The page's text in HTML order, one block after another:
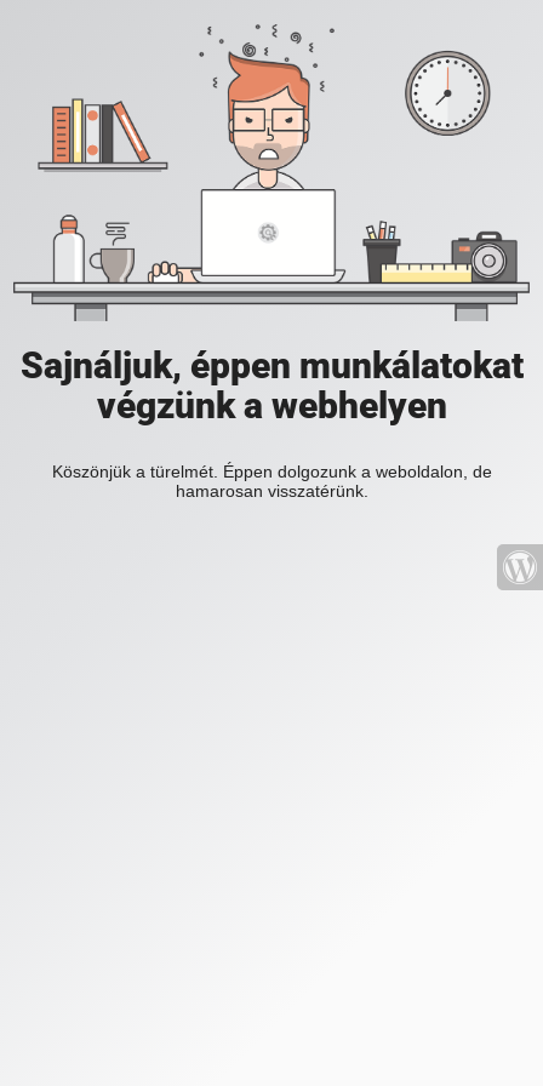
Sajnáljuk, éppen munkálatokat
végzünk a webhelyen
Köszönjük a türelmét. Éppen dolgozunk a weboldalon, de
hamarosan visszatérünk.